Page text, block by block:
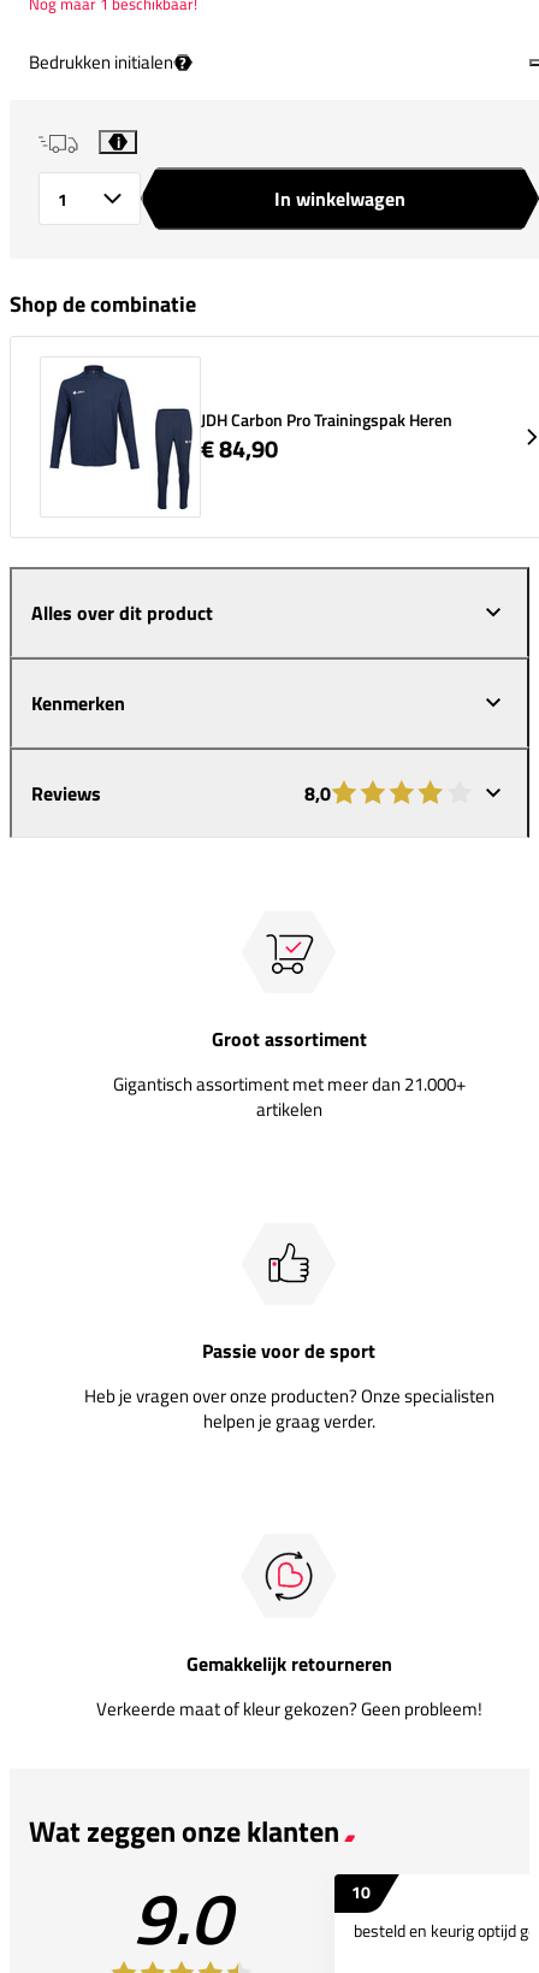
Bedrukken initialen ?
i
In winkelwagen
Shop de combinatie
JDH Carbon Pro Trainingspak Heren
€ 84,90
Alles over dit product
Kenmerken
Reviews 8,0
Groot assortiment
Gigantisch assortiment met meer dan 21.000+
artikelen
Passie voor de sport
Heb je vragen over onze producten? Onze specialisten
helpen je graag verder.
Gemakkelijk retourneren
Verkeerde maat of kleur gekozen? Geen probleem!
Wat zeggen onze klanten
9.0
10
besteld en keurig optijd